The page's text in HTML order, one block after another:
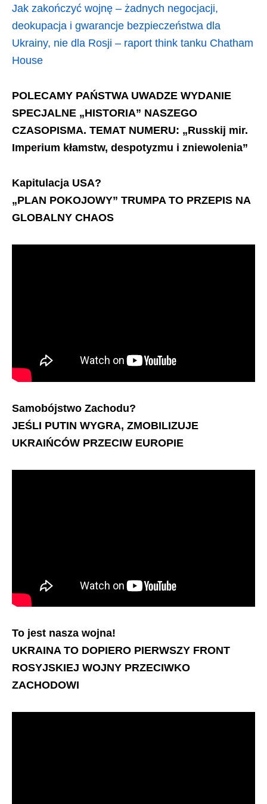
Jak zakończyć wojnę – żadnych negocjacji,
deokupacja i gwarancje bezpieczeństwa dla
Ukrainy, nie dla Rosji – raport think tanku Chatham
House
POLECAMY PAŃSTWA UWADZE WYDANIE
SPECJALNE „HISTORIA” NASZEGO
CZASOPISMA. TEMAT NUMERU: „Russkij mir.
Imperium kłamstw, despotyzmu i zniewolenia”
Kapitulacja USA?
„PLAN POKOJOWY” TRUMPA TO PRZEPIS NA
GLOBALNY CHAOS
Samobójstwo Zachodu?
JEŚLI PUTIN WYGRA, ZMOBILIZUJE
UKRAIŃCÓW PRZECIW EUROPIE
To jest nasza wojna!
UKRAINA TO DOPIERO PIERWSZY FRONT
ROSYJSKIEJ WOJNY PRZECIWKO
ZACHODOWI